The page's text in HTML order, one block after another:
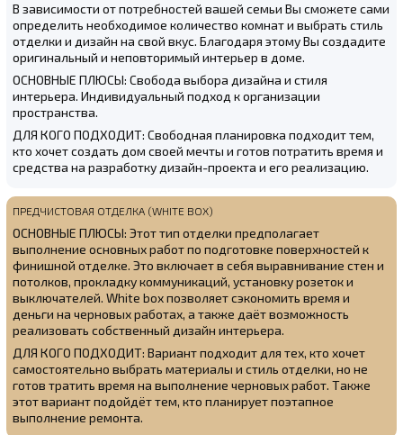
В зависимости от потребностей вашей семьи Вы сможете сами
определить необходимое количество комнат и выбрать стиль
отделки и дизайн на свой вкус. Благодаря этому Вы создадите
оригинальный и неповторимый интерьер в доме.
ОСНОВНЫЕ ПЛЮСЫ: Свобода выбора дизайна и стиля
интерьера. Индивидуальный подход к организации
пространства.
ДЛЯ КОГО ПОДХОДИТ: Свободная планировка подходит тем,
кто хочет создать дом своей мечты и готов потратить время и
средства на разработку дизайн-проекта и его реализацию.
ПРЕДЧИСТОВАЯ ОТДЕЛКА (WHITE BOX)
ОСНОВНЫЕ ПЛЮСЫ: Этот тип отделки предполагает
выполнение основных работ по подготовке поверхностей к
финишной отделке. Это включает в себя выравнивание стен и
потолков, прокладку коммуникаций, установку розеток и
выключателей. White box позволяет сэкономить время и
деньги на черновых работах, а также даёт возможность
реализовать собственный дизайн интерьера.
ДЛЯ КОГО ПОДХОДИТ: Вариант подходит для тех, кто хочет
самостоятельно выбрать материалы и стиль отделки, но не
готов тратить время на выполнение черновых работ. Также
этот вариант подойдёт тем, кто планирует поэтапное
выполнение ремонта.